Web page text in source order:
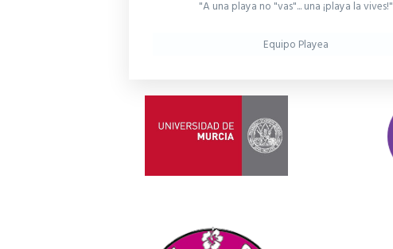
"A una playa no "vas"... una ¡playa la vives!"
Equipo Playea